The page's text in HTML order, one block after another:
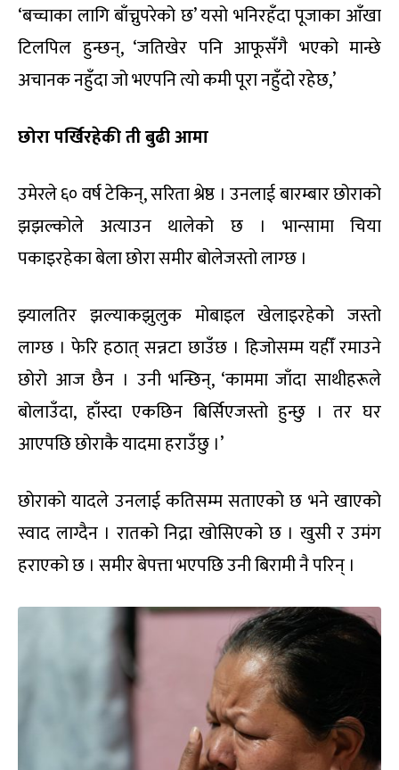
‘बच्चाका लागि बाँच्नुपरेको छ’ यसो भनिरहँदा पूजाका आँखा
टिलपिल हुन्छन्, ‘जतिखेर पनि आफूसँगै भएको मान्छे
अचानक नहुँदा जो भएपनि त्यो कमी पूरा नहुँदो रहेछ,’
छोरा पर्खिरहेकी ती बुढी आमा
उमेरले ६० वर्ष टेकिन्, सरिता श्रेष्ठ । उनलाई बारम्बार छोराको
झझल्कोले अत्याउन थालेको छ । भान्सामा चिया
पकाइरहेका बेला छोरा समीर बोलेजस्तो लाग्छ ।
झ्यालतिर झल्याकझुलुक मोबाइल खेलाइरहेको जस्तो
लाग्छ । फेरि हठात् सन्नटा छाउँछ । हिजोसम्म यहीँ रमाउने
छोरो आज छैन । उनी भन्छिन्, ‘काममा जाँदा साथीहरूले
बोलाउँदा, हाँस्दा एकछिन बिर्सिएजस्तो हुन्छु । तर घर
आएपछि छोराकै यादमा हराउँछु ।’
छोराको यादले उनलाई कतिसम्म सताएको छ भने खाएको
स्वाद लाग्दैन । रातको निद्रा खोसिएको छ । खुसी र उमंग
हराएको छ । समीर बेपत्ता भएपछि उनी बिरामी नै परिन् ।